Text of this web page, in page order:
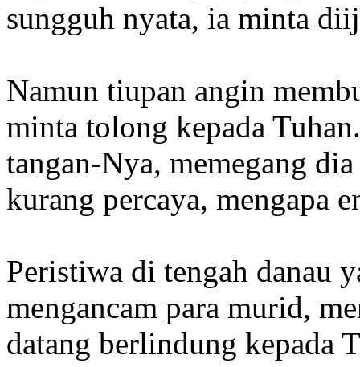
sungguh nyata, ia minta
Namun tiupan angin
minta tolong kepada
tangan-Nya, memegang
kurang percaya, mengapa
Peristiwa di tengah danau
mengancam para murid,
datang berlindung kepada